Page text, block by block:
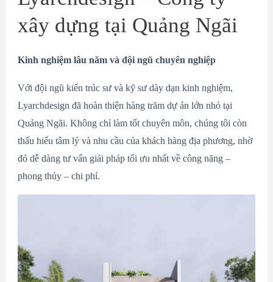
xây dựng tại Quảng Ngãi
Kinh nghiệm lâu năm và đội ngũ chuyên nghiệp
Với đội ngũ kiến trúc sư và kỹ sư dày dạn kinh nghiệm,
Lyarchdesign đã hoàn thiện hàng trăm dự án lớn nhỏ tại
Quảng Ngãi. Không chỉ làm tốt chuyên môn, chúng tôi còn
thấu hiểu tâm lý và nhu cầu của khách hàng địa phương, nhờ
đó dễ dàng tư vấn giải pháp tối ưu nhất về công năng –
phong thủy – chi phí.